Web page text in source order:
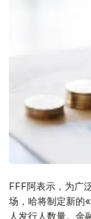
FFF阿表示，为广
场，哈将制定新的
人发行人数量。金